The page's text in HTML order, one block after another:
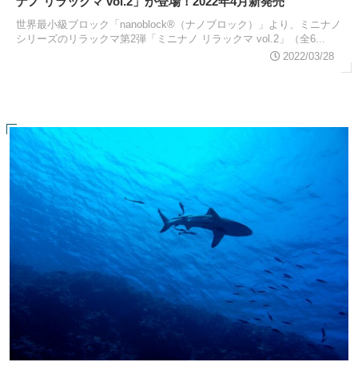
世界最小級ブロック「nanoblock®（ナノブロック）」より、ミニナノ
シリーズのリラックマ第2弾「ミニナノ リラックマ vol.2」（全6...
2022/03/28